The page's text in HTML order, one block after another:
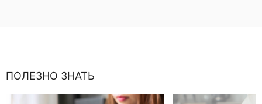
ПОЛЕЗНО ЗНАТЬ